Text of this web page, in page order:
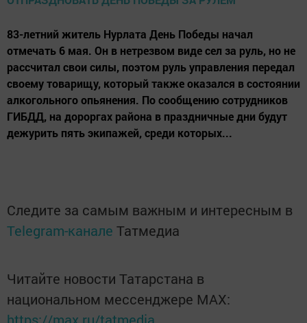
83-летний житель Нурлата День Победы начал
отмечать 6 мая. Он в нетрезвом виде сел за руль, но не
рассчитал свои силы, поэтом руль управления передал
своему товарищу, который также оказался в состоянии
алкогольного опьянения. По сообщению сотрудников
ГИБДД, на дороргах района в праздничные дни будут
дежурить пять экипажей, среди которых...
Следите за самым важным и интересным в
Telegram-канале Татмедиа
Читайте новости Татарстана в
национальном мессенджере MАХ: